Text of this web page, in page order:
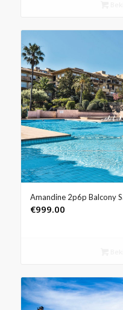
Amandine 2p6p Balcony
€999.00